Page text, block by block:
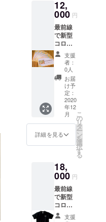
ニシャ
ルで大
丈夫で
す！
リター
ンとし
て感謝
のお礼
メール
をお送
りしま
す！ ※
備考欄
へお名
前をご
記入く
ださ
い。
12,
000 円
最前線
で新型
コロナ
ウイル
スと闘
う医療
従事者
の方
に、20
食分の
【焼き
鳥丼無
償提供
券】を
提供・
配送し
リター
ンとし
て感謝
のお手
紙とオ
リジナ
ルス
支援
者：
0人
お届
け予
定：
2020
年12
月
詳細を見る
こ
の
リ
タ
ー
ン
を
選
択
す
る
18,
000 円
最前線
で新型
コロナ
ウイル
支援